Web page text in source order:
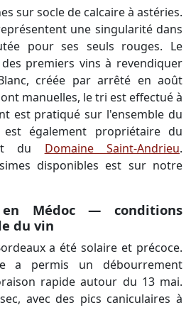
sur socle de calcaire à astéries.
une singularité dans
pour ses seuls rouges. Le
premiers vins à revendiquer
créée par arrêté en août
manuelles, le tri est effectué à
est pratiqué sur l'ensemble du
également propriétaire du
du Domaine Saint-Andrieu.
disponibles est sur notre
Médoc — conditions
du vin
a été solaire et précoce.
a permis un débourrement
rapide autour du 13 mai.
avec des pics caniculaires à